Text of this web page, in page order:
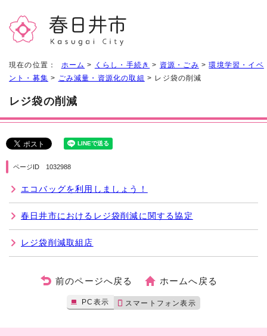
現在の位置： ホーム > くらし・手続き > 資源・ごみ >環境学習・イベ
ント・募集 > ごみ減量・資源化の取組 > レジ袋の削減
レジ袋の削減
ページID 1032988
エコバッグを利用しましょう！
春日井市におけるレジ袋削減に関する協定
レジ袋削減取組店
前のページへ戻る ホームへ戻る
PC表示 スマートフォン表示